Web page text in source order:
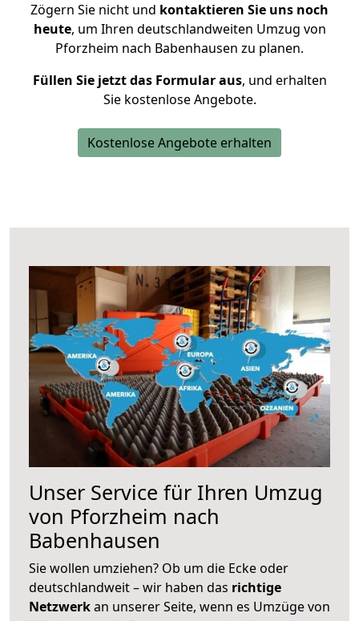
Zögern Sie nicht und kontaktieren Sie uns noch
heute, um Ihren deutschlandweiten Umzug von
Pforzheim nach Babenhausen zu planen.
Füllen Sie jetzt das Formular aus, und erhalten
Sie kostenlose Angebote.
Kostenlose Angebote erhalten
Unser Service für Ihren Umzug
von Pforzheim nach
Babenhausen
Sie wollen umziehen? Ob um die Ecke oder
deutschlandweit – wir haben das richtige
Netzwerkan unserer Seite, wenn es Umzüge von